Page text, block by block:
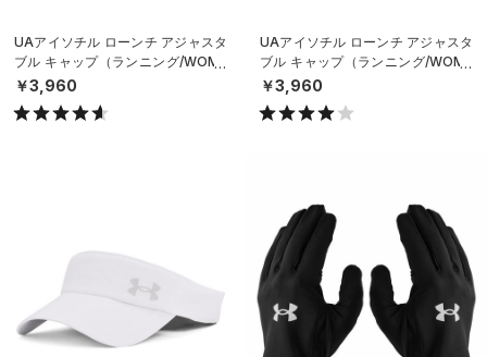
UAアイソチル ローンチ アジャスタ
ブル キャップ（ランニング/WOME
N）
￥3,960
UAアイソチル ローンチ アジャスタ
ブル キャップ（ランニング/WOME
N）
￥3,960